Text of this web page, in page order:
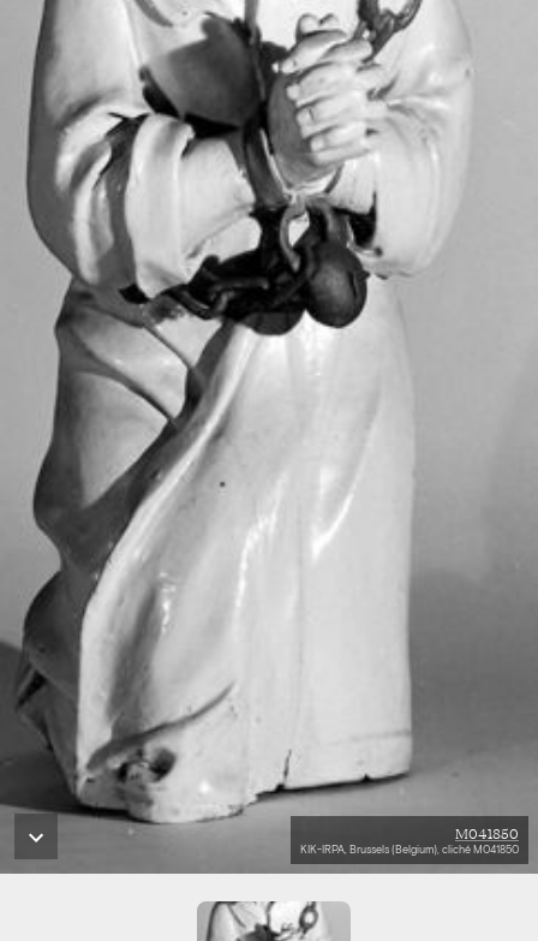
M041850
KIK-IRPA, Brussels (Belgium), cliché M041850